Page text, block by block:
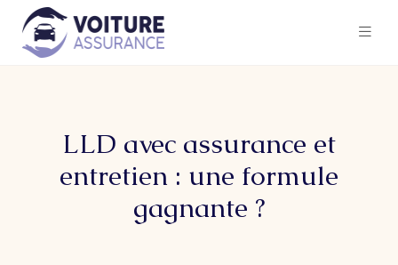
LLD avec assurance et
entretien : une formule
gagnante ?